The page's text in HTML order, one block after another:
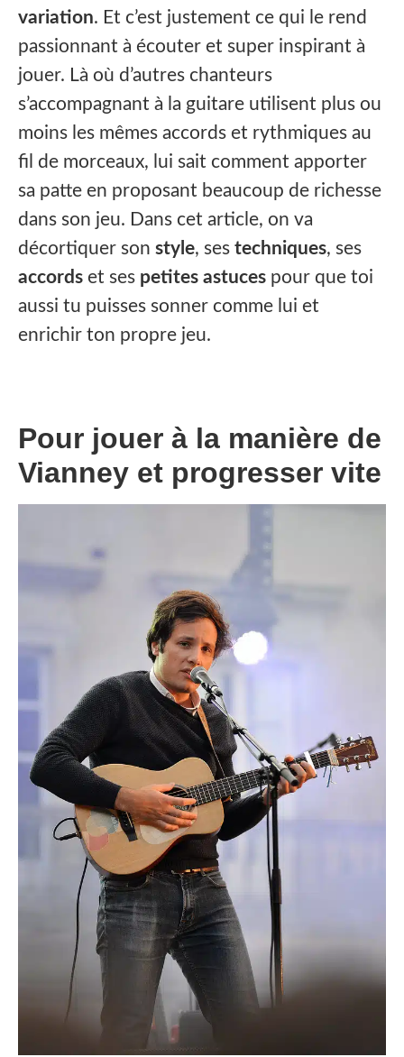
variation. Et c’est justement ce qui le rend
passionnant à écouter et super inspirant à
jouer. Là où d’autres chanteurs
s’accompagnant à la guitare utilisent plus ou
moins les mêmes accords et rythmiques au
fil de morceaux, lui sait comment apporter
sa patte en proposant beaucoup de richesse
dans son jeu. Dans cet article, on va
décortiquer son style, ses techniques, ses
accords et ses petites astuces pour que toi
aussi tu puisses sonner comme lui et
enrichir ton propre jeu.
Pour jouer à la manière de
Vianney et progresser vite